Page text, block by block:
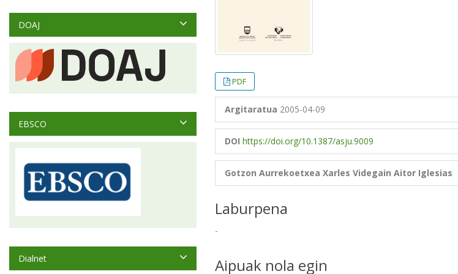
PDF
Argitaratua 2005-04-09
DOI https://doi.org/10.1387/asju.9009
Gotzon Aurrekoetxea Xarles Videgain Aitor Iglesias
Laburpena
-
Aipuak nola egin
DOAJ
EBSCO
Dialnet